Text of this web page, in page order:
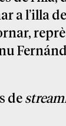
a l’illa
de